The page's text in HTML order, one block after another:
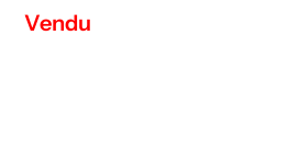
Vendu